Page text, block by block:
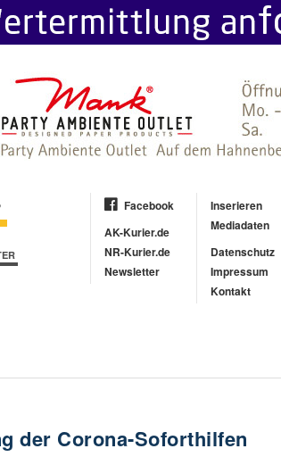
Facebook
AK-Kurier.de
NR-Kurier.de
Newsletter
Inserieren
Mediadaten
Datenschutz
Impressum
Kontakt
der Corona-Soforthilfen